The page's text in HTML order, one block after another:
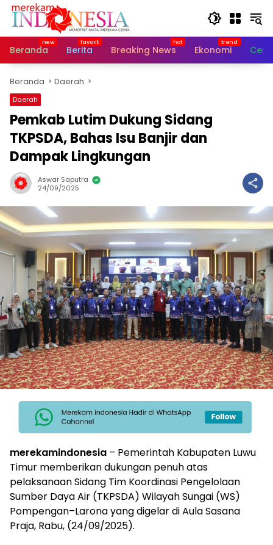
Langsung
Beranda
Berita Breaking News Ekonomi
Beranda Daerah
Daerah
Pemkab Lutim Dukung Sidang
TKPSDA, Bahas Isu Banjir dan
Dampak Lingkungan
Aswar Saputra
24/09/2025
merekamindonesia – Pemerintah Kabupaten Luwu
Timur memberikan dukungan penuh atas
pelaksanaan Sidang Tim Koordinasi Pengelolaan
Sumber Daya Air (TKPSDA) Wilayah Sungai (WS)
Pompengan–Larona yang digelar di Aula Sasana
Praja, Rabu, (24/09/2025).